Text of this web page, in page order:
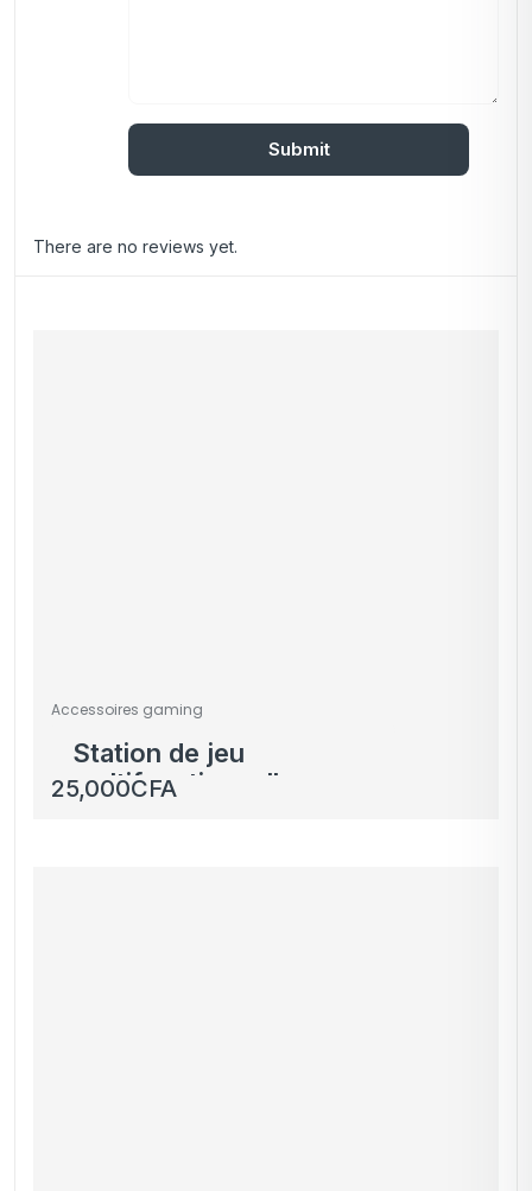
There are no reviews yet.
Accessoires gaming
Station de jeu
multifonctionnelle avec
éclairage LED –
25,000CFA